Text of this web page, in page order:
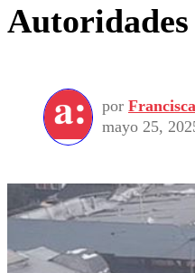
Autoridades
por
mayo 25,